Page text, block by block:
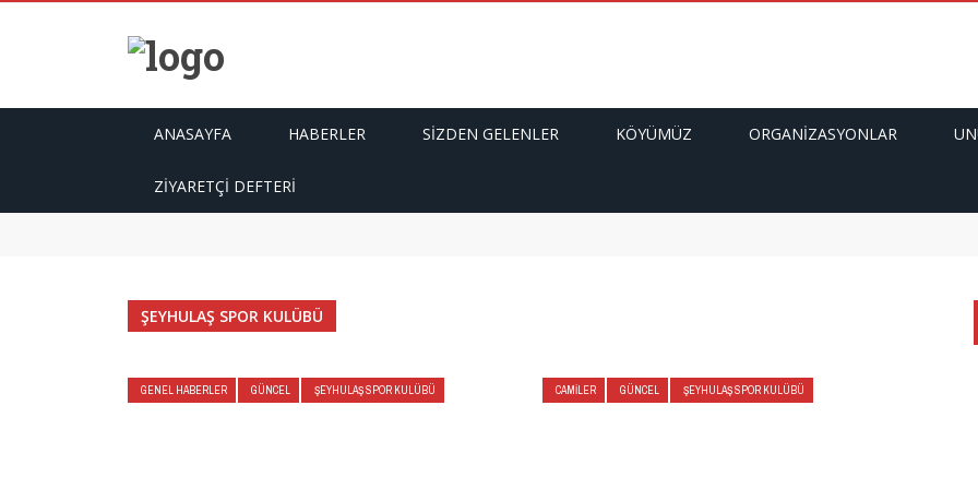
ANASAYFA HABERLER SIZDEN GELENLER KÖYÜMÜZ ORGANIZASYONLAR
ZIYARETÇI DEFTERI
Nurgul & Teoman
ŞEYHULAŞ SPOR KULÜBÜ
GENEL HABERLER GÜNCEL ŞEYHULAŞ SPOR KULÜBÜ CAMILER GÜNCEL ŞEYHULAŞ SPOR KULÜBÜ